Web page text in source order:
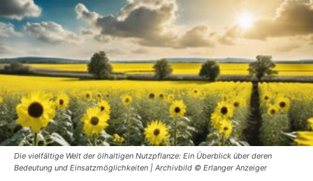
Die vielfältige Welt der ölhaltigen Nutzpflanze: Ein Überblick über deren
Bedeutung und Einsatzmöglichkeiten | Archivbild © Erlanger Anzeiger